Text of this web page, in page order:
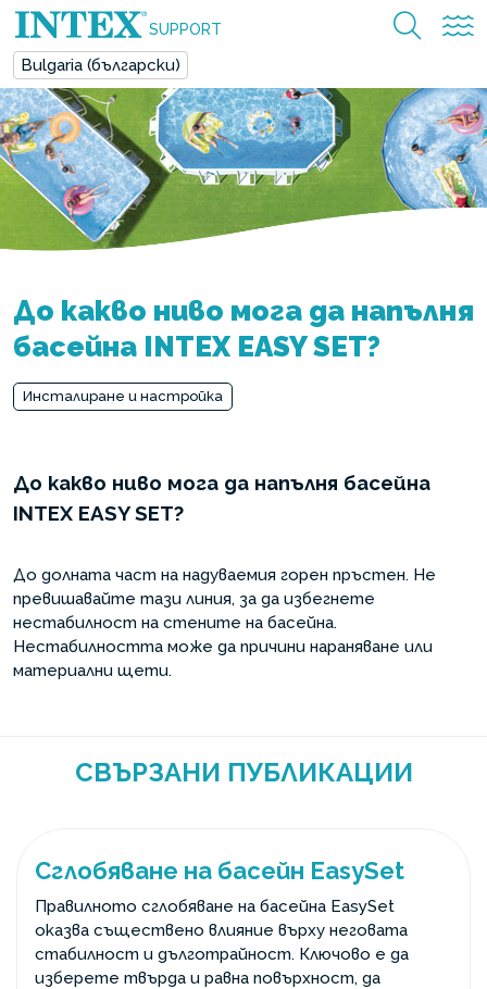
SUPPORT
Bulgaria (български)
До какво ниво мога да напълня
басейна INTEX EASY SET?
Инсталиране и настройка
До какво ниво мога да напълня басейна
INTEX EASY SET?
До долната част на надуваемия горен пръстен. Не
превишавайте тази линия, за да избегнете
нестабилност на стените на басейна.
Нестабилността може да причини нараняване или
материални щети.
СВЪРЗАНИ ПУБЛИКАЦИИ
Сглобяване на басейн EasySet
Правилното сглобяване на басейна EasySet
оказва съществено влияние върху неговата
стабилност и дълготрайност. Ключово е да
изберете твърда и равна повърхност, да